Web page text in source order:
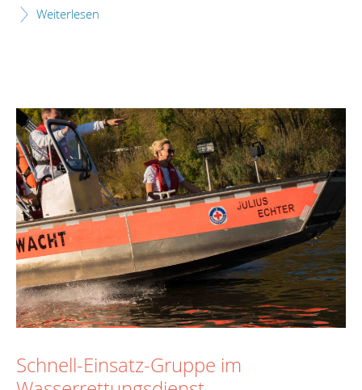
Weiterlesen
Schnell-Einsatz-Gruppe im